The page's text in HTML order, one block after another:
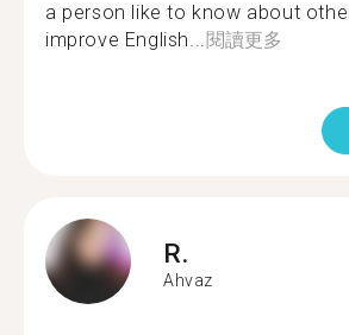
a person like to know about
improve English...閱讀更多
R.
Ahvaz